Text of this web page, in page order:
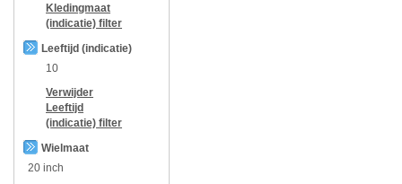
Kledingmaat
(indicatie) filter
Leeftijd (indicatie)
10
Verwijder
Leeftijd
(indicatie) filter
Wielmaat
20 inch